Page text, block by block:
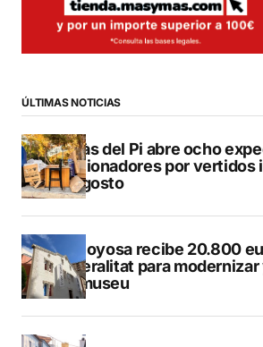
ÚLTIMAS NOTICIAS
L’Alfàs del Pi abre ocho
sancionadores por vertidos
en agosto
Villajoyosa recibe 20.800
Generalitat para modernizar
Vilamuseu